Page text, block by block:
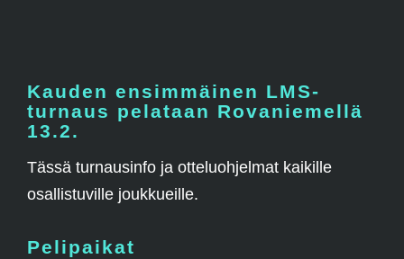
Kauden ensimmäinen LMS-
turnaus pelataan Rovaniemellä
13.2.
Tässä turnausinfo ja otteluohjelmat kaikille
osallistuville joukkueille.
Pelipaikat